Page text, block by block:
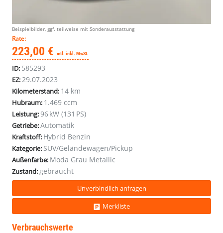
Beispielbilder, ggf. teilweise mit Sonderausstattung
Rate:
223,00 € mtl. inkl. MwSt.
ID: 585293
EZ: 29.07.2023
Kilometerstand: 14 km
Hubraum: 1.469 ccm
Leistung:96 kW (131 PS)
Getriebe:Automatik
Kraftstoff: Hybrid Benzin
Kategorie: SUV/Geländewagen/Pickup
Außenfarbe: Moda Grau Metallic
Zustand: gebraucht
Unverbindlich anfragen
Merkliste
Verbrauchswerte